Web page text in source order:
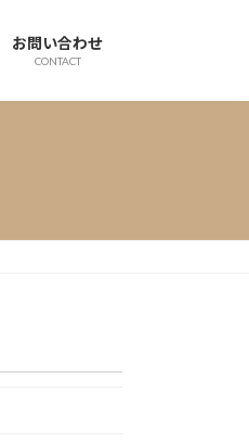
お問い合わせ
CONTACT